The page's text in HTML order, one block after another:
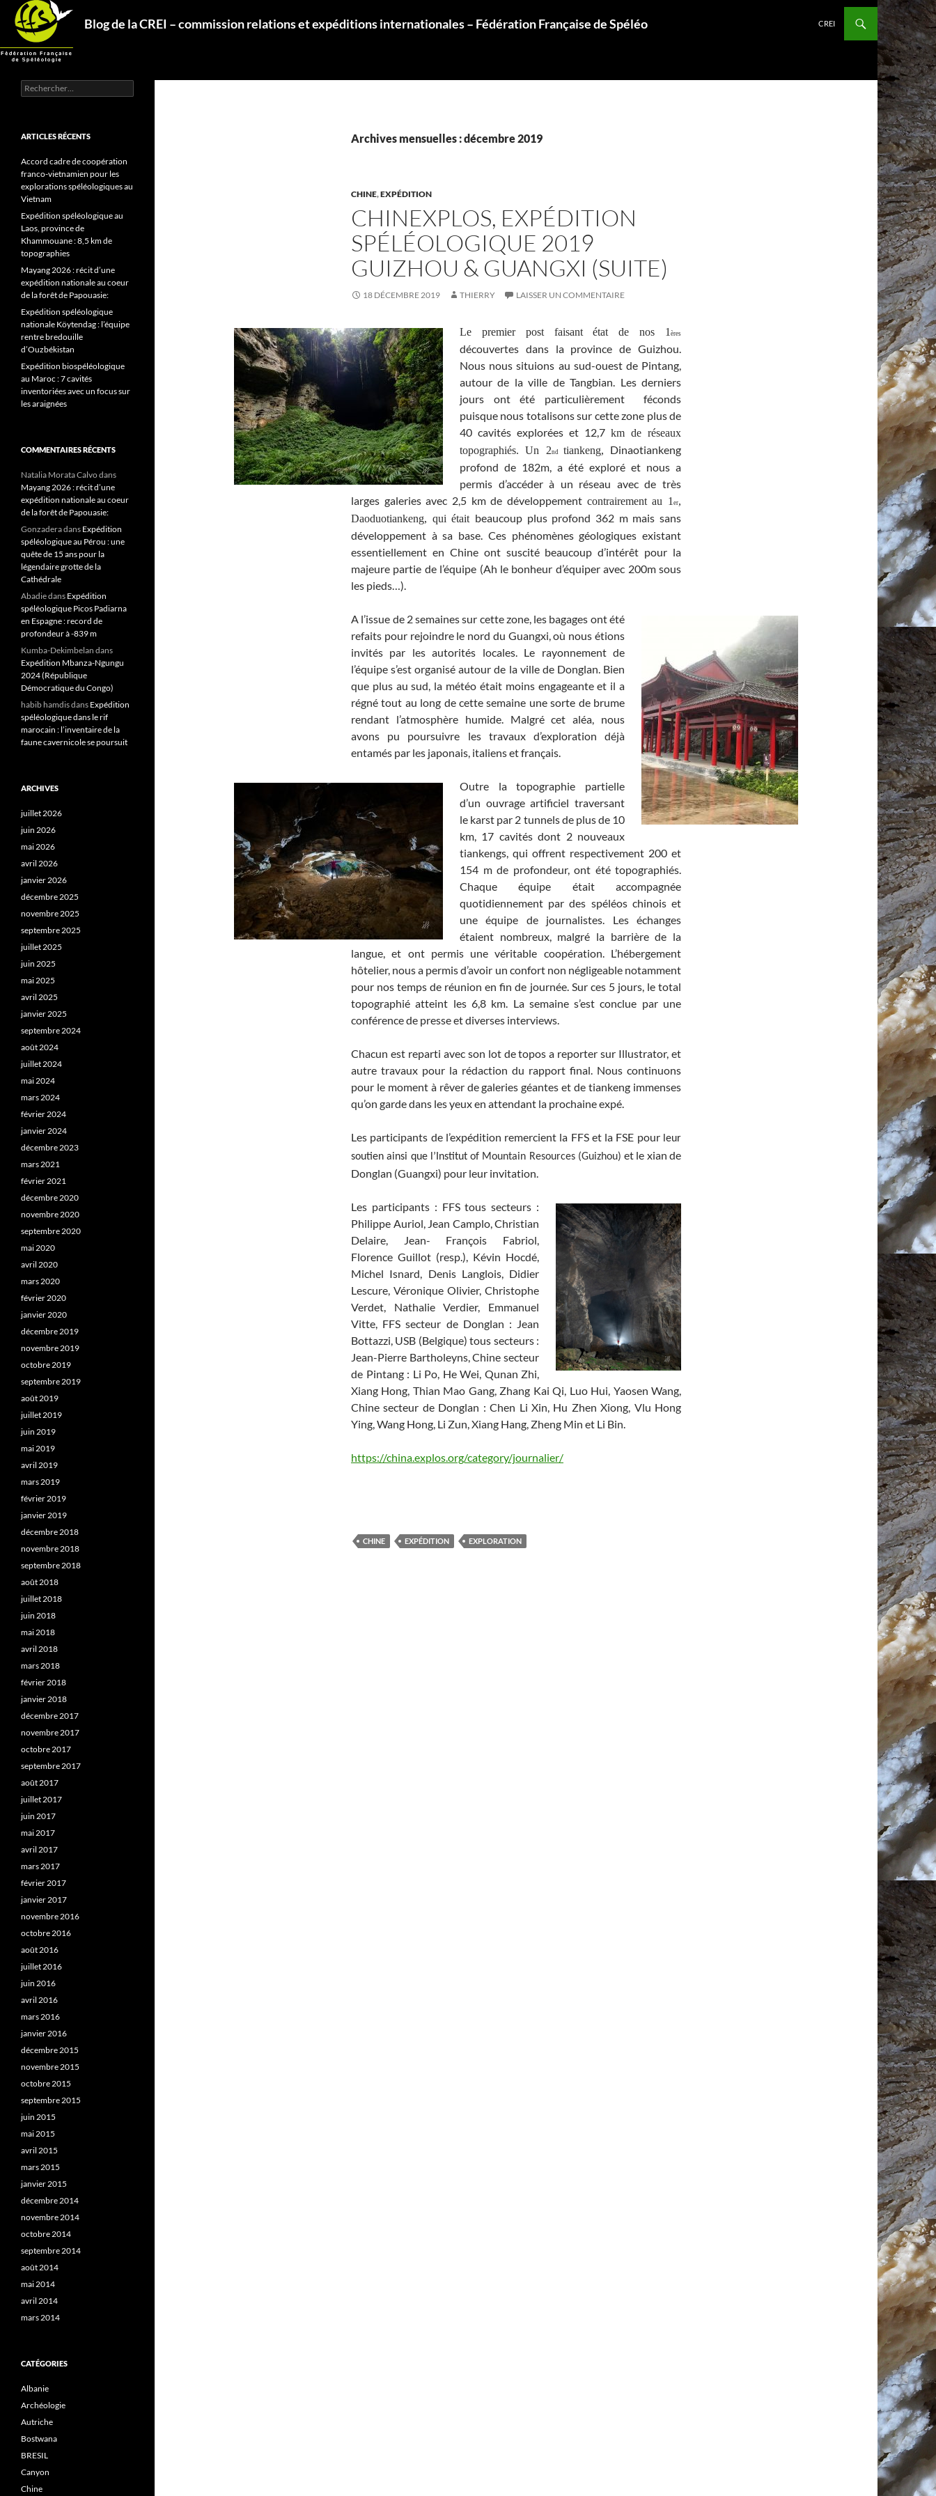
Aller
contenu
Blog de la CREI – commission relations et expéditions internationales – Fédération Française de Spéléo
Recherche
CREI
Archives mensuelles : décembre 2019
CHINE,EXPÉDITION
CHINEXPLOS, EXPÉDITION
SPÉLÉOLOGIQUE 2019
GUIZHOU & GUANGXI (SUITE)
18 DÉCEMBRE 2019 THIERRY LAISSER UN COMMENTAIRE
Le premier post faisant état de nos 1 ères
découvertes dans la province de Guizhou.
Nous nous situions au sud-ouest de Pintang,
autour de la ville de Tangbian. Les derniers
jours ont été particulièrement féconds
puisque nous totalisons sur cette zone plus de
40 cavités explorées et 12,7 km de réseaux
topographiés. Un 2nd tiankeng, Dinaotiankeng
profond de 182m, a été exploré et nous a
permis d’accéder à un réseau avec de très
larges galeries avec 2,5 km de développement contrairement au 1er,
Daoduotiankeng, qui était beaucoup plus profond 362 m mais sans
développement à sa base. Ces phénomènes géologiques existant
essentiellement en Chine ont suscité beaucoup d’intérêt pour la
majeure partie de l’équipe (Ah le bonheur d’équiper avec 200m sous
les pieds…).
A l’issue de 2 semaines sur cette zone, les bagages ontété
refaits pour rejoindre le nord du Guangxi, où nous étions
invités par les autorités locales. Le rayonnement de
l’équipe s’est organisé autour de la ville de Donglan. Bien
que plus au sud, la météo était moins engageante et il a
régné tout au long de cette semaine une sorte de brume
rendant l’atmosphère humide. Malgré cet aléa, nous
avons pu poursuivre les travaux d’exploration déjà
entamés par les japonais, italiens et français.
Outre la topographie partielle
d’un ouvrage artificiel traversant
le karst par 2 tunnels de plus de 10
km, 17 cavités dont 2 nouveaux
tiankengs, qui offrent respectivement 200 et
154 m de profondeur, ont été topographiés.
Chaque équipe était accompagnée
quotidiennement par des spéléos chinois et
une équipe de journalistes. Les échanges
étaient nombreux, malgré la barrière de la
langue, et ont permis une véritable coopération. L’hébergement
hôtelier, nous a permis d’avoir un confort non négligeable notamment
pour nos temps de réunion en fin de journée. Sur ces 5 jours, le total
topographié atteint les 6,8 km. La semaine s’est conclue par une
conférence de presse et diverses interviews.
Chacun est reparti avec son lot de topos a reporter sur Illustrator, et
autre travaux pour la rédaction du rapport final. Nous continuons
pour le moment à rêver de galeries géantes et de tiankeng immenses
qu’on garde dans les yeux en attendant la prochaine expé.
Les participants de l’expédition remercient la FFS et la FSE pour leur
soutien ainsi que l’Institutof Mountain Resources (Guizhou)et le xian de
Donglan (Guangxi) pour leur invitation.
Les participants : FFS tous secteurs :
Philippe Auriol, Jean Camplo, Christian
Delaire, Jean- François Fabriol,
Florence Guillot (resp.), Kévin Hocdé,
Michel Isnard, Denis Langlois, Didier
Lescure, Véronique Olivier, Christophe
Verdet, Nathalie Verdier, Emmanuel
Vitte, FFS secteur de Donglan : Jean
Bottazzi, USB (Belgique) tous secteurs :
Jean-Pierre Bartholeyns, Chine secteur
de Pintang : Li Po, He Wei, Qunan Zhi,
Xiang Hong, Thian Mao Gang, Zhang Kai Qi, Luo Hui, Yaosen Wang,
Chine secteur de Donglan : Chen Li Xin, Hu Zhen Xiong, Vlu Hong
Ying, Wang Hong, Li Zun, Xiang Hang, Zheng Min et Li Bin.
https://china.explos.org/category/journalier/
CHINE EXPÉDITION EXPLORATION
Rechercher :
ARTICLES RÉCENTS
Accord cadre de coopération
franco-vietnamien pour les
explorations spéléologiques au
Vietnam
Expédition spéléologique au
Laos, province de
Khammouane : 8,5 km de
topographies
Mayang 2026 : récit d’une
expédition nationale au coeur
de la forêt de Papouasie:
Expédition spéléologique
nationale Köytendag : l’équipe
rentre bredouille
d’Ouzbékistan
Expédition biospéléologique
au Maroc : 7 cavités
inventoriées avec un focus sur
les araignées
COMMENTAIRES RÉCENTS
Natalia Morata Calvodans
Mayang 2026 : récit d’une
expédition nationale au coeur
de la forêt de Papouasie:
Gonzaderadans Expédition
spéléologique au Pérou : une
quête de 15 ans pour la
légendaire grotte de la
Cathédrale
Abadiedans Expédition
spéléologique Picos Padiarna
en Espagne : record de
profondeur à -839 m
Kumba-Dekimbelan dans
Expédition Mbanza-Ngungu
2024 (République
Démocratique du Congo)
habib hamdisdans Expédition
spéléologique dans le rif
marocain : l’inventaire de la
faune cavernicole se poursuit
ARCHIVES
juillet 2026
juin 2026
mai 2026
avril 2026
janvier 2026
décembre 2025
novembre 2025
septembre 2025
juillet 2025
juin 2025
mai 2025
avril 2025
janvier 2025
septembre 2024
août 2024
juillet 2024
mai 2024
mars 2024
février 2024
janvier 2024
décembre 2023
mars 2021
février 2021
décembre 2020
novembre 2020
septembre 2020
mai 2020
avril 2020
mars 2020
février 2020
janvier 2020
décembre 2019
novembre 2019
octobre 2019
septembre 2019
août 2019
juillet 2019
juin 2019
mai 2019
avril 2019
mars 2019
février 2019
janvier 2019
décembre 2018
novembre 2018
septembre 2018
août 2018
juillet 2018
juin 2018
mai 2018
avril 2018
mars 2018
février 2018
janvier 2018
décembre 2017
novembre 2017
octobre 2017
septembre 2017
août 2017
juillet 2017
juin 2017
mai 2017
avril 2017
mars 2017
février 2017
janvier 2017
novembre 2016
octobre 2016
août 2016
juillet 2016
juin 2016
avril 2016
mars 2016
janvier 2016
décembre 2015
novembre 2015
octobre 2015
septembre 2015
juin 2015
mai 2015
avril 2015
mars 2015
janvier 2015
décembre 2014
novembre 2014
octobre 2014
septembre 2014
août 2014
mai 2014
avril 2014
mars 2014
CATÉGORIES
Albanie
Archéologie
Autriche
Bostwana
BRESIL
Canyon
Chine